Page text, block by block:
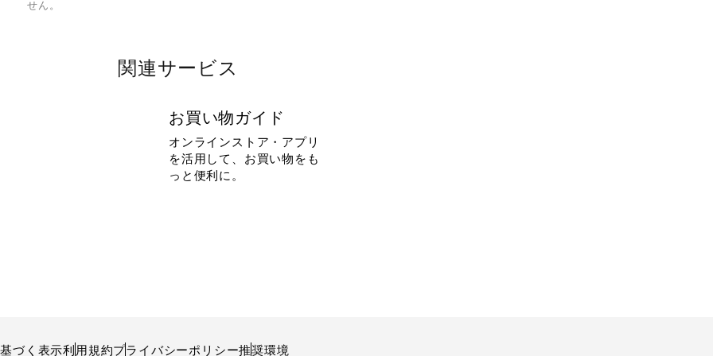
せん。
関連サービス
お買い物ガイド
オンラインストア・アプリ
を活用して、お買い物をも
っと便利に。
づく表示利用規約プライバシーポリシー推奨環境